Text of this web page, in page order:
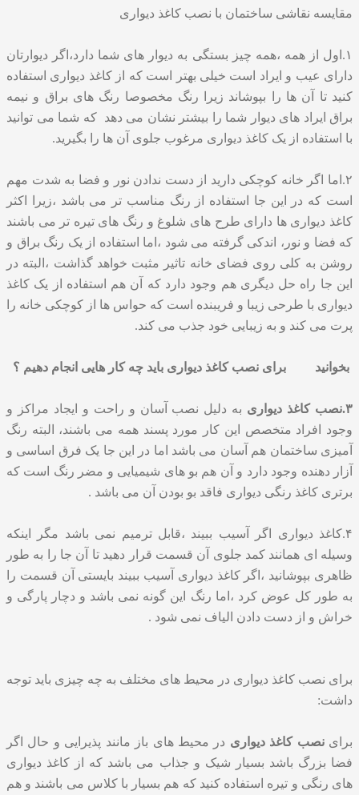
مقایسه نقاشی ساختمان با نصب کاغذ دیواری
۱.اول از همه ،همه چیز بستگی به دیوار های شما دارد،اگر دیوارتان
دارای عیب و ایراد است خیلی بهتر است که از کاغذ دیواری استفاده
کنید تا آن ها را بپوشاند زیرا رنگ مخصوصا رنگ های براق و نیمه
براق ایراد های دیوار شما را بیشتر نشان می دهد که شما می توانید
با استفاده از یک کاغذ دیواری مرغوب جلوی آن ها را بگیرید.
۲.اما اگر خانه کوچکی دارید از دست ندادن نور و فضا به شدت مهم
است که در این جا استفاده از رنگ مناسب تر می باشد ،زیرا اکثر
کاغذ دیواری ها دارای طرح های شلوغ و رنگ های تیره تر می باشند
که فضا و نور، اندکی گرفته می شود ،اما استفاده از یک رنگ براق و
روشن به کلی روی فضای خانه تاثیر مثبت خواهد گذاشت ،البته در
این جا راه حل دیگری هم وجود دارد که آن هم استفاده از یک کاغذ
دیواری با طرحی زیبا و فریبنده است که حواس ها از کوچکی خانه را
پرت می کند و به زیبایی خود جذب می کند.
بخوانید برای نصب کاغذ دیواری باید چه کار هایی انجام دهیم ؟
۳. نصب کاغذ دیواریبه دلیل نصب آسان و راحت و ایجاد مراکز و
وجود افراد متخصص این کار مورد پسند همه می باشند، البته رنگ
آمیزی ساختمان هم آسان می باشد اما در این جا یک فرق اساسی و
آزار دهنده وجود دارد و آن هم بو های شیمیایی و مضر رنگ است که
برتری کاغذ رنگی دیواری فاقد بو بودن آن می باشد .
۴.کاغذ دیواری اگر آسیب ببیند ،قابل ترمیم نمی باشد مگر اینکه
وسیله ای همانند کمد جلوی آن قسمت قرار دهید تا آن جا را به طور
ظاهری بپوشانید ،اگر کاغذ دیواری آسیب ببیند بایستی آن قسمت را
به طور کل عوض کرد ،اما رنگ این گونه نمی باشد و دچار پارگی و
خراش و از دست دادن الیاف نمی شود .
برای نصب کاغذ دیواری در محیط های مختلف به چه چیزی باید توجه
داشت:
برای نصب کاغذ دیواریدر محیط های باز مانند پذیرایی و حال اگر
فضا بزرگ باشد بسیار شیک و جذاب می باشد که از کاغذ دیواری
های رنگی و تیره استفاده کنید که هم بسیار با کلاس می باشند و هم